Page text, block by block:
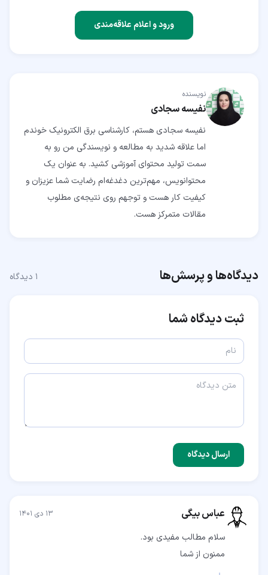
ورود و اعلام علاقه‌مندی
نویسنده
نفیسه سجادی
نفیسه سجادی هستم، کارشناسی برق الکترونیک خوندم
اما علاقه شدید به مطالعه و نویسندگی من رو به
سمت تولید محتوای آموزشی کشید. به عنوان یک
محتوانویس، مهم‌ترین دغدغه‌ام رضایت شما عزیزان و
کیفیت کار هست و توجهم روی نتیجه‌ی مطلوب
مقالات متمرکز هست.
دیدگاه‌ها و پرسش‌ها ۱ دیدگاه
ثبت دیدگاه شما
ارسال دیدگاه
عباس بیگی ۱۳ دی ۱۴۰۱
ممنون از شما